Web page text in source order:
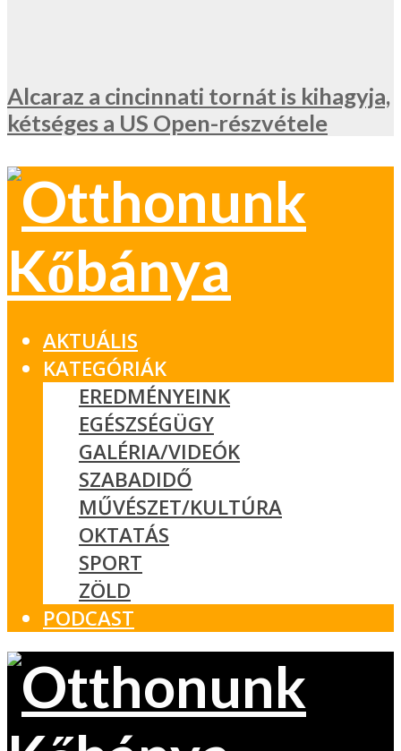
Alcaraz a cincinnati tornát is kihagyja,
kétséges a US Open-részvétele
AKTUÁLIS
KATEGÓRIÁK
EREDMÉNYEINK
EGÉSZSÉGÜGY
GALÉRIA/VIDEÓK
SZABADIDŐ
MŰVÉSZET/KULTÚRA
OKTATÁS
SPORT
ZÖLD
PODCAST